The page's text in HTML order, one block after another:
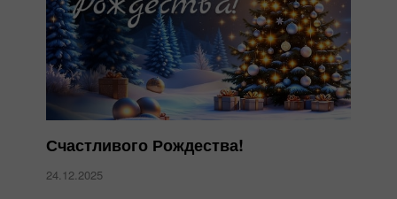
Счастливого Рождества!
24.12.2025